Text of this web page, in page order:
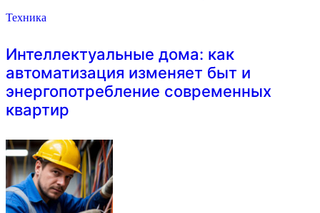
Техника
Интеллектуальные дома: как
автоматизация изменяет быт и
энергопотребление современных
квартир